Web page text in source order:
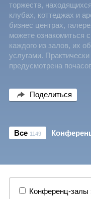
торжеств,
клубах, коттеджах и
бизнес центрах,
можете ознакомиться
каждого из залов, их
услугами.
предусмотрена
Поделиться
Все 1149
Конференц-залы